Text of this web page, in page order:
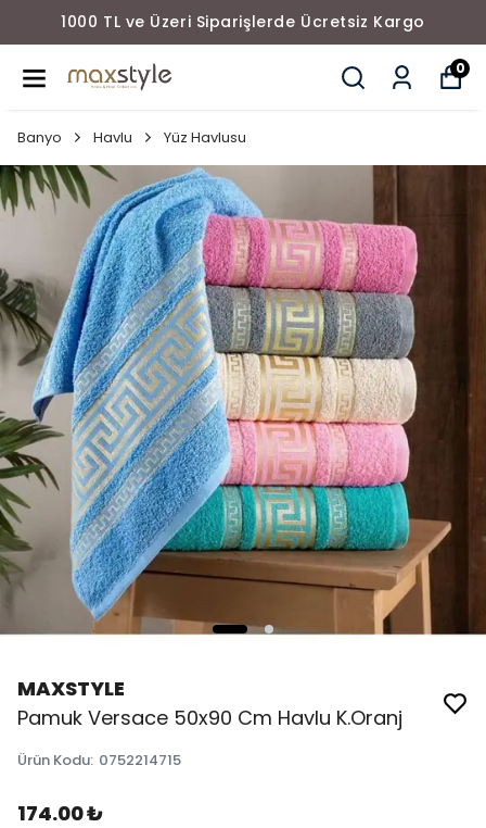
1000 TL ve Üzeri Siparişlerde Ücretsiz Kargo
0
Banyo Havlu Yüz Havlusu
MAXSTYLE
Pamuk Versace 50x90 Cm Havlu K.Oranj
Ürün Kodu: 0752214715
174.00 ₺